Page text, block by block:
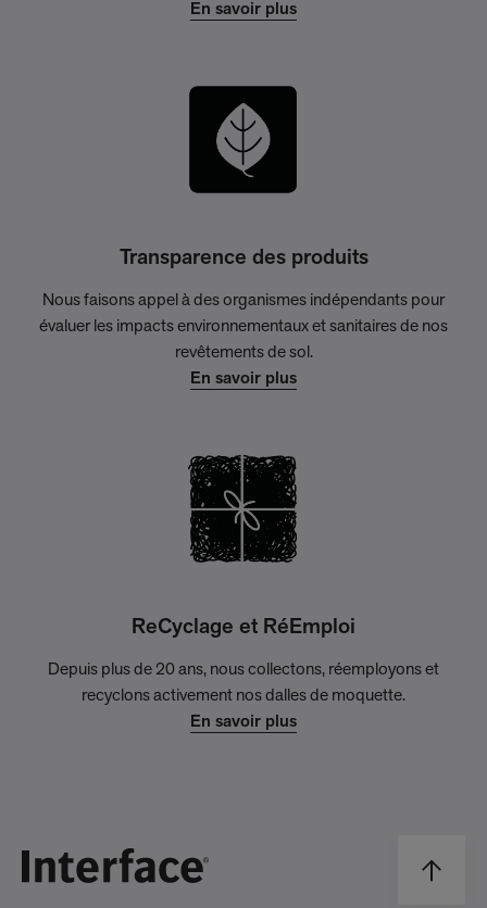
En savoir plus
Transparence des produits
Nous faisons appel à des organismes indépendants pour
évaluer les impacts environnementaux et sanitaires de nos
revêtements de sol.
En savoir plus
ReCyclage et RéEmploi
Depuis plus de 20 ans, nous collectons, réemployons et
recyclons activement nos dalles de moquette.
En savoir plus